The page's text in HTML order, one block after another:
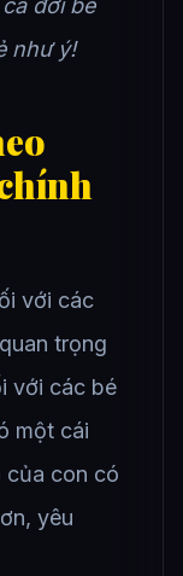
đời bé
như ý!
với các
trọng
với các bé
một cái
của con có
yêu